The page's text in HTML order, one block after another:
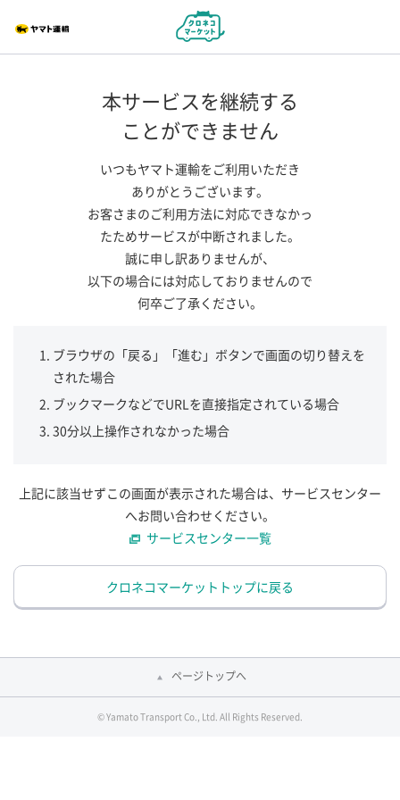
本サービスを継続する
ことができません
いつもヤマト運輸をご利用いただき
ありがとうございます。
お客さまのご利用方法に対応できなかっ
たためサービスが中断されました。
誠に申し訳ありませんが、
以下の場合には対応しておりませんので
何卒ご了承ください。
ブラウザの「戻る」「進む」ボタンで画面の切り替えを
された場合
ブックマークなどでURLを直接指定されている場合
30分以上操作されなかった場合
上記に該当せずこの画面が表示された場合は、サービスセンター
へお問い合わせください。
サービスセンター一覧
クロネコマーケットトップに戻る
ページトップへ
© Yamato Transport Co., Ltd. All Rights Reserved.